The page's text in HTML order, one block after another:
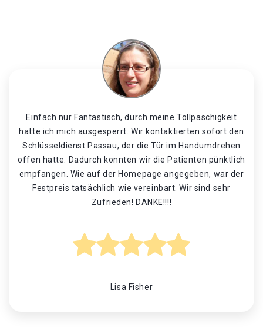
Einfach nur Fantastisch, durch meine Tollpaschigkeit
hatte ich mich ausgesperrt. Wir kontaktierten sofort den
Schlüsseldienst Passau, der die Tür im Handumdrehen
offen hatte. Dadurch konnten wir die Patienten pünktlich
empfangen. Wie auf der Homepage angegeben, war der
Festpreis tatsächlich wie vereinbart. Wir sind sehr
Zufrieden! DANKE!!!!
Lisa Fisher